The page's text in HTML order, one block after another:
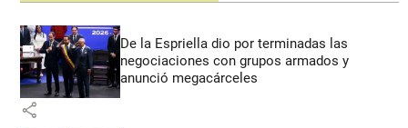
De la Espriella dio por terminadas las
negociaciones con grupos armados y
anunció megacárceles
share